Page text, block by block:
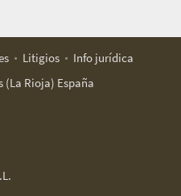
Litigios
Info jurídica
(La Rioja) España